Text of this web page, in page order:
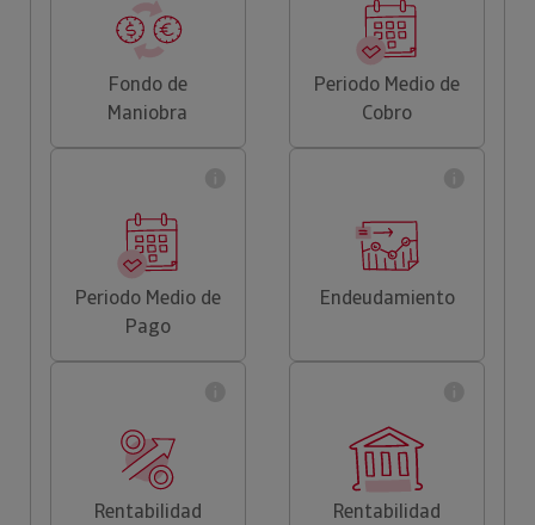
Fondo de
Maniobra
Periodo Medio de
Cobro
Periodo Medio de
Pago
Endeudamiento
Rentabilidad
Rentabilidad